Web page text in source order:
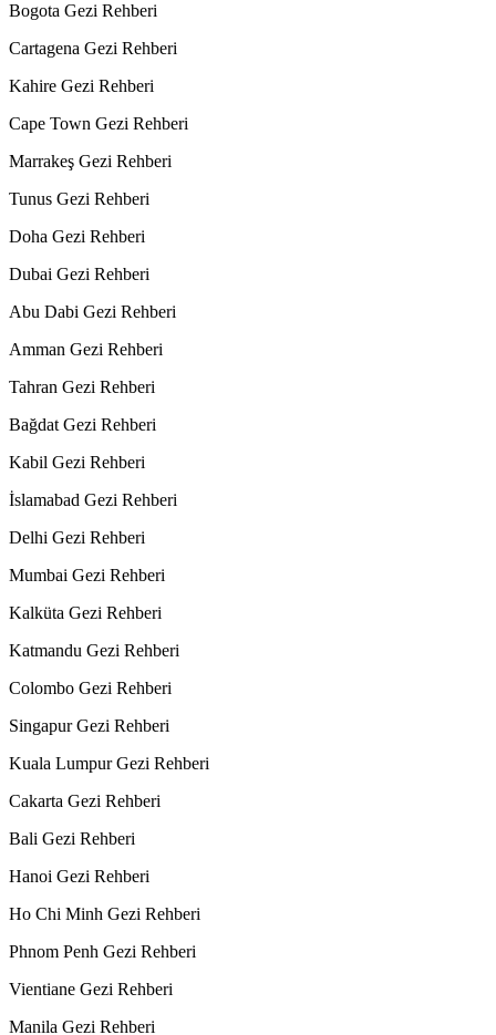
Bogota Gezi Rehberi
Cartagena Gezi Rehberi
Kahire Gezi Rehberi
Cape Town Gezi Rehberi
Marrakeş Gezi Rehberi
Tunus Gezi Rehberi
Doha Gezi Rehberi
Dubai Gezi Rehberi
Abu Dabi Gezi Rehberi
Amman Gezi Rehberi
Tahran Gezi Rehberi
Bağdat Gezi Rehberi
Kabil Gezi Rehberi
İslamabad Gezi Rehberi
Delhi Gezi Rehberi
Mumbai Gezi Rehberi
Kalküta Gezi Rehberi
Katmandu Gezi Rehberi
Colombo Gezi Rehberi
Singapur Gezi Rehberi
Kuala Lumpur Gezi Rehberi
Cakarta Gezi Rehberi
Bali Gezi Rehberi
Hanoi Gezi Rehberi
Ho Chi Minh Gezi Rehberi
Phnom Penh Gezi Rehberi
Vientiane Gezi Rehberi
Manila Gezi Rehberi